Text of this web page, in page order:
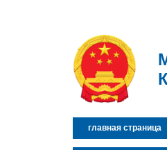
главная страница